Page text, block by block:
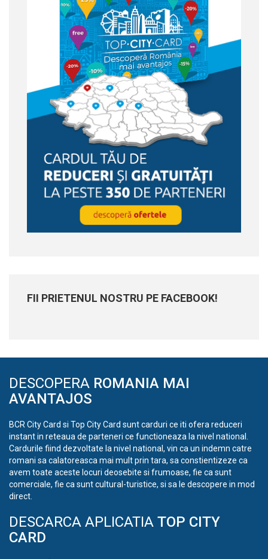
FII PRIETENUL NOSTRU PE FACEBOOK!
DESCOPERA ROMANIA MAI
AVANTAJOS
BCR City Card si Top City Card sunt carduri ce iti ofera reduceri
instant in reteaua de parteneri ce functioneaza la nivel national.
Cardurile fiind dezvoltate la nivel national, vin ca un indemn catre
romani sa calatoreasca mai mult prin tara, sa constientizeze ca
avem toate aceste locuri deosebite si frumoase, fie ca sunt
comerciale, fie ca sunt cultural-turistice, si sa le descopere in mod
direct.
DESCARCA APLICATIA TOP CITY
CARD